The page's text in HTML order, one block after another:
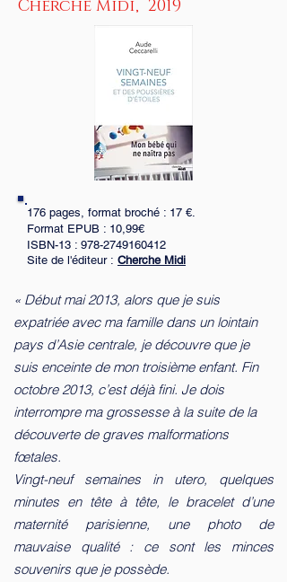
Cherche Midi, 2019
176 pages, format broché : 17 €.
Format EPUB : 10,99€
ISBN-13 : 978-2749160412
Site de l'éditeur : Cherche Midi
​​« Début mai 2013, alors que je suis
expatriée avec ma famille dans un lointain
pays d’Asie centrale, je découvre que je
suis enceinte de mon troisième enfant. Fin
octobre 2013, c’est déjà fini. Je dois
interrompre ma grossesse à la suite de la
découverte de graves malformations
fœtales.
Vingt-neuf semaines in utero, quelques
minutes en tête à tête, le bracelet d’une
maternité parisienne, une photo de
mauvaise qualité : ce sont les minces
souvenirs que je possède.